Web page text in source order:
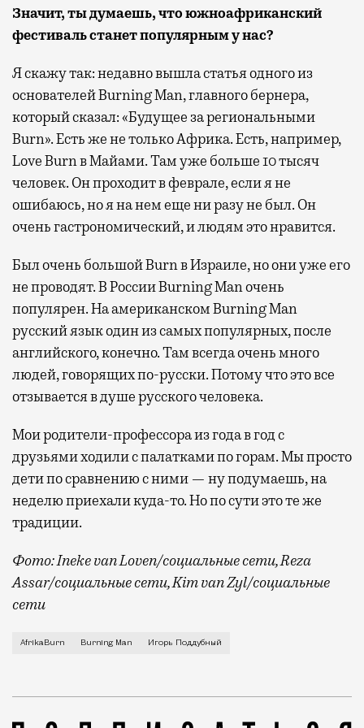
Значит, ты думаешь, что южноафриканский
фестиваль станет популярным у нас?
Я скажу так: недавно вышла статья одного из
основателей Burning Man, главного бернера,
который сказал: «Будущее за региональными
Burn». Есть же не только Африка. Есть, например,
Love Burn в Майами. Там уже больше 10 тысяч
человек. Он проходит в феврале, если я не
ошибаюсь, но я на нем еще ни разу не был. Он
очень гастрономический, и людям это нравится.
Был очень большой Burn в Израиле, но они уже его
не проводят. В России Burning Man очень
популярен. На американском Burning Man
русский язык один из самых популярных, после
английского, конечно. Там всегда очень много
людей, говорящих по-русски. Потому что это все
отзывается в душе русского человека.
Мои родители-профессора из года в год с
друзьями ходили с палатками по горам. Мы просто
дети по сравнению с ними — ну подумаешь, на
неделю приехали куда-то. Но по сути это те же
традиции.
Фото: Ineke van Loven/социальные сети, Reza
Assar/социальные сети, Kim van Zyl/социальные
сети
В национальном парке «Танква Кару» на ферме
AfrikaBurn Burning Man Игорь Поддубный